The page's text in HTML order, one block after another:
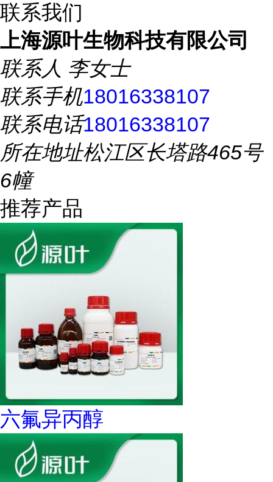
联系我们
上海源叶生物科技有限公司
联系人 李女士
联系手机18016338107
联系电话18016338107
所在地址松江区长塔路465号
6幢
推荐产品
六氟异丙醇